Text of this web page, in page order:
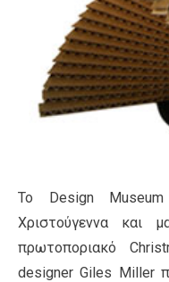
Το Design
Χριστούγεννα και
πρωτοποριακό
designer Giles Miller